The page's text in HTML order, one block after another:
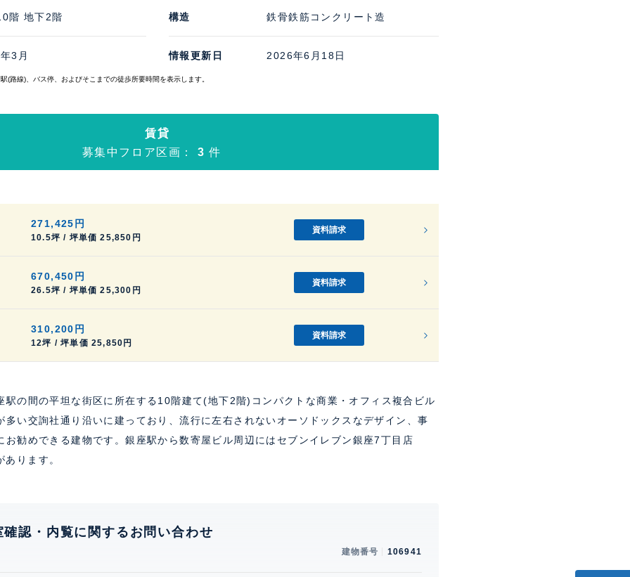
階 地下2階 構造 鉄骨鉄筋コンクリート造
3月 情報更新日 2026年6月18日
(路線)、バス停、およびそこまでの徒歩所要時間を表示します。
賃貸
募集中フロア区画： 3 件
271,425円
10.5坪 / 坪単価 25,850円
資料請求
670,450円
26.5坪 / 坪単価 25,300円
資料請求
310,200円
12坪 / 坪単価 25,850円
資料請求
駅の間の平坦な街区に所在する10階建て(地下2階)コンパクトな商業・オフィス複合ビル
多い交詢社通り沿いに建っており、流行に左右されないオーソドックスなデザイン、事
お勧めできる建物です。銀座駅から数寄屋ビル周辺にはセブンイレブン銀座7丁目店
ります。
認・内覧に関するお問い合わせ
建物番号 106941